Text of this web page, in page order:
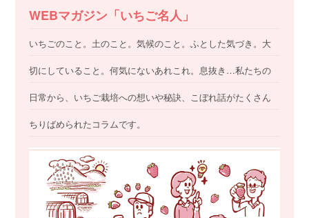
WEBマガジン「いちご名人」
いちごのこと。土のこと。気候のこと。ふとした気づき。大
切にしていること。何気にないあれこれ。息抜き…私たちの
日常から、いちご栽培への想いや秘訣、こぼれ話がたくさん
ちりばめられたコラムです。